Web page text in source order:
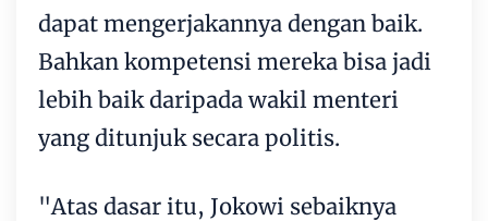
dapat mengerjakannya dengan baik.
Bahkan kompetensi mereka bisa jadi
lebih baik daripada wakil menteri
yang ditunjuk secara politis.
"Atas dasar itu, Jokowi sebaiknya